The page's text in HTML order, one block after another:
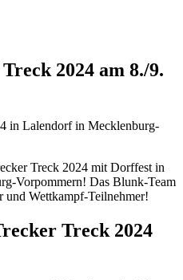
2024 am 8./9.
Treck 2024 mit Dorffest in
Vorpommern! Das Blunk-Team
und Wettkampf-Teilnehmer!
Treck 2024